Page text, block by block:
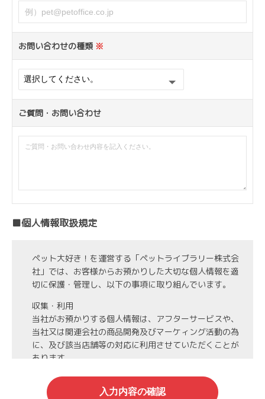
お問い合わせの種類 ※
ご質問・お問い合わせ
■個人情報取扱規定
ペット大好き！を運営する「ペットライブラリー株式会
社」では、お客様からお預かりした大切な個人情報を適
切に保護・管理し、以下の事項に取り組んでいます。
収集・利用
当社がお預かりする個人情報は、アフターサービスや、
当社又は関連会社の商品開発及びマーケィング活動の為
に、及び該当店舗等の対応に利用させていただくことが
あります。
第3者への開示・委託先の管理
当社がお預かりする個人情報は、お客様の同意・承諾を